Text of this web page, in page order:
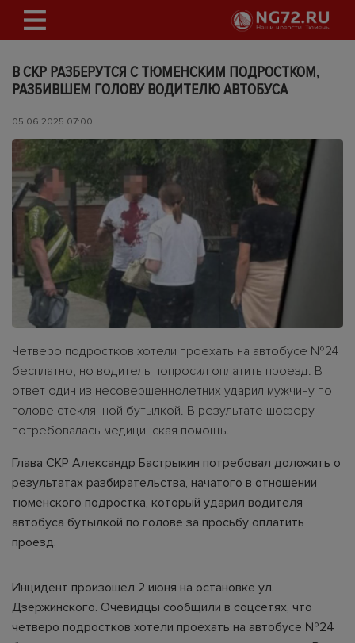
В СКР РАЗБЕРУТСЯ С ТЮМЕНСКИМ ПОДРОСТКОМ,
РАЗБИВШЕМ ГОЛОВУ ВОДИТЕЛЮ АВТОБУСА
05.06.2025 07:00
Четверо подростков хотели проехать на автобусе №24
бесплатно, но водитель попросил оплатить проезд. В
ответ один из несовершеннолетних ударил мужчину по
голове стеклянной бутылкой. В результате шоферу
потребовалась медицинская помощь.
Глава СКР Александр Бастрыкин потребовал доложить о
результатах разбирательства, начатого в отношении
тюменского подростка, который ударил водителя
автобуса бутылкой по голове за просьбу оплатить
проезд.
Инцидент произошел 2 июня на остановке ул.
Дзержинского. Очевидцы сообщили в соцсетях, что
четверо подростков хотели проехать на автобусе №24